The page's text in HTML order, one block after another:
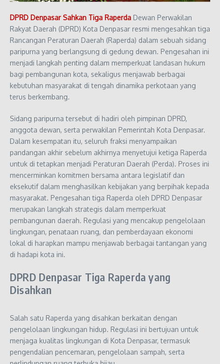
DPRD Denpasar Sahkan Tiga Raperda Dewan Perwakilan
Rakyat Daerah (DPRD) Kota Denpasar resmi mengesahkan tiga
Rancangan Peraturan Daerah (Raperda) dalam sebuah sidang
paripurna yang berlangsung di gedung dewan. Pengesahan ini
menjadi langkah penting dalam memperkuat landasan hukum
bagi pembangunan kota, sekaligus menjawab berbagai
kebutuhan masyarakat di tengah dinamika perkotaan yang
terus berkembang.
Sidang paripurna tersebut di hadiri oleh pimpinan DPRD,
anggota dewan, serta perwakilan Pemerintah Kota Denpasar.
Dalam kesempatan itu, seluruh fraksi menyampaikan
pandangan akhir sebelum akhirnya menyetujui ketiga Raperda
untuk di tetapkan menjadi Peraturan Daerah (Perda). Proses ini
mencerminkan komitmen bersama antara legislatif dan
eksekutif dalam menghasilkan kebijakan yang berpihak kepada
masyarakat. Pengesahan tiga Raperda oleh DPRD Denpasar
merupakan langkah strategis dalam memperkuat
pembangunan daerah. Regulasi yang mencakup pengelolaan
lingkungan, penataan ruang, dan pemberdayaan ekonomi
lokal di harapkan mampu menjawab berbagai tantangan yang
di hadapi kota ini.
DPRD Denpasar Tiga Raperda yang
Disahkan
Salah satu Raperda yang disahkan berkaitan dengan
pengelolaan lingkungan hidup. Regulasi ini bertujuan untuk
menjaga kualitas lingkungan di Kota Denpasar, termasuk
pengendalian pencemaran, pengelolaan sampah, serta